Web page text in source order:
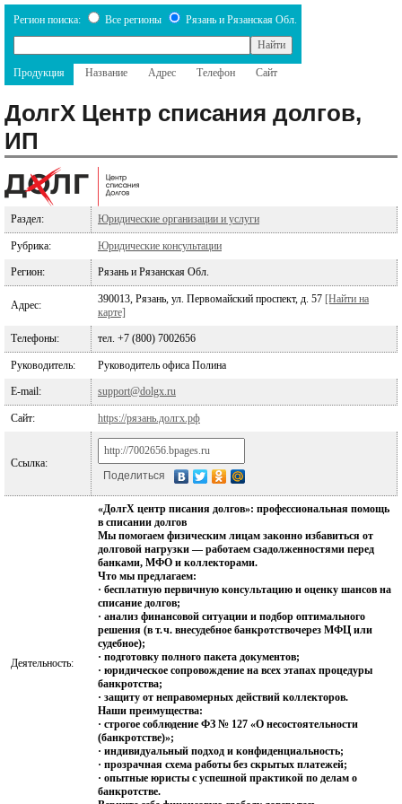
Регион поиска: Все регионы Рязань и Рязанская Обл.
Продукция Название Адрес Телефон Сайт
ДолгХ Центр списания долгов,
ИП
Раздел: Юридические организации и услуги
Рубрика: Юридические консультации
Регион: Рязань и Рязанская Обл.
Адрес: 390013, Рязань, ул. Первомайский проспект, д. 57 [Найти на
карте]
Телефоны: тел. +7 (800) 7002656
Руководитель: Руководитель офиса Полина
E-mail: support@dolgx.ru
Сайт: https://рязань.долгх.рф
Ссылка:
Поделиться
Деятельность:
«ДолгХ центр писания долгов»: профессиональная помощь
в списании долгов
Мы помогаем физическим лицам законно избавиться от
долговой нагрузки — работаем сзадолженностями перед
банками, МФО и коллекторами.
Что мы предлагаем:
· бесплатную первичную консультацию и оценку шансов на
списание долгов;
· анализ финансовой ситуации и подбор оптимального
решения (в т. ч. внесудебное банкротствочерез МФЦ или
судебное);
· подготовку полного пакета документов;
· юридическое сопровождение на всех этапах процедуры
банкротства;
· защиту от неправомерных действий коллекторов.
Наши преимущества:
· строгое соблюдение ФЗ № 127 «О несостоятельности
(банкротстве)»;
· индивидуальный подход и конфиденциальность;
· прозрачная схема работы без скрытых платежей;
· опытные юристы с успешной практикой по делам о
банкротстве.